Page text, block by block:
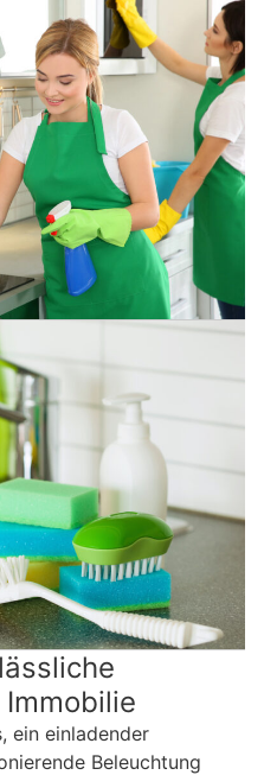
ein einladender
Beleuchtung